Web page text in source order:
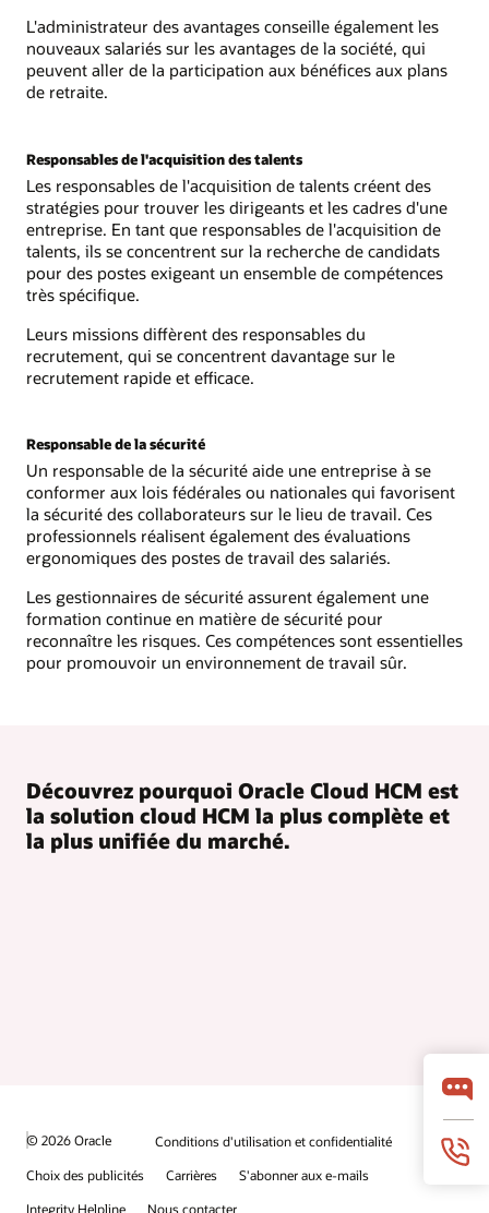
L'administrateur des avantages conseille également les
nouveaux salariés sur les avantages de la société, qui
peuvent aller de la participation aux bénéfices aux plans
de retraite.
Responsables de l'acquisition des talents
Les responsables de l'acquisition de talents créent des
stratégies pour trouver les dirigeants et les cadres d'une
entreprise. En tant que responsables de l'acquisition de
talents, ils se concentrent sur la recherche de candidats
pour des postes exigeant un ensemble de compétences
très spécifique.
Leurs missions diffèrent des responsables du
recrutement, qui se concentrent davantage sur le
recrutement rapide et efficace.
Responsable de la sécurité
Un responsable de la sécurité aide une entreprise à se
conformer aux lois fédérales ou nationales qui favorisent
la sécurité des collaborateurs sur le lieu de travail. Ces
professionnels réalisent également des évaluations
ergonomiques des postes de travail des salariés.
Les gestionnaires de sécurité assurent également une
formation continue en matière de sécurité pour
reconnaître les risques. Ces compétences sont essentielles
pour promouvoir un environnement de travail sûr.
Découvrez pourquoi Oracle Cloud HCM est
la solution cloud HCM la plus complète et
la plus unifiée du marché.
© 2026 Oracle
Conditions d'utilisation et confidentialité
Choix des publicités
Carrières
S'abonner aux e-mails
Integrity Helpline
Nous contacter